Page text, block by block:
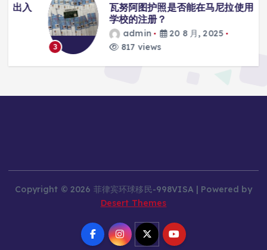
瓦努阿图护照是否能在马尼拉使用国际
学校的注册？
admin
20 8 月, 2025
817 views
Copyright © 2026 菲律宾环球移民-998VISA | Powered by
Desert Themes